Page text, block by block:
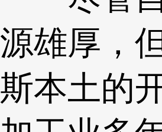
源雄厚，
斯本土的